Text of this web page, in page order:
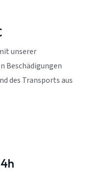
unserer
Beschädigungen
des Transports aus